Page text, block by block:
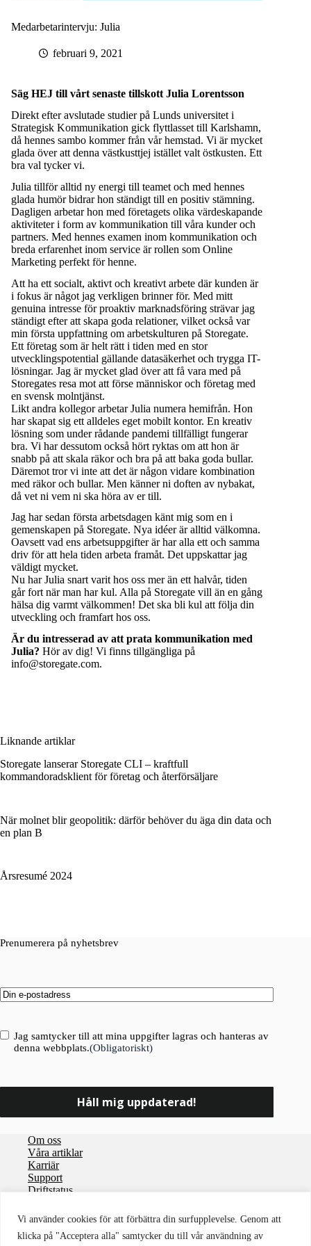
Vi använder cookies för att förbättra din surfupplevelse. Genom att
klicka på "Acceptera alla" samtycker du till vår användning av
Medarbetarintervju: Julia
februari 9, 2021
Säg HEJ till vårt senaste tillskott Julia Lorentsson
Direkt efter avslutade studier på Lunds universitet i
Strategisk Kommunikation gick flyttlasset till Karlshamn,
då hennes sambo kommer från vår hemstad. Vi är mycket
glada över att denna västkusttjej istället valt östkusten. Ett
bra val tycker vi.
Julia tillför alltid ny energi till teamet och med hennes
glada humör bidrar hon ständigt till en positiv stämning.
Dagligen arbetar hon med företagets olika värdeskapande
aktiviteter i form av kommunikation till våra kunder och
partners. Med hennes examen inom kommunikation och
breda erfarenhet inom service är rollen som Online
Marketing perfekt för henne.
Att ha ett socialt, aktivt och kreativt arbete där kunden är
i fokus är något jag verkligen brinner för. Med mitt
genuina intresse för proaktiv marknadsföring strävar jag
ständigt efter att skapa goda relationer, vilket också var
min första uppfattning om arbetskulturen på Storegate.
Ett företag som är helt rätt i tiden med en stor
utvecklingspotential gällande datasäkerhet och trygga IT-
lösningar. Jag är mycket glad över att få vara med på
Storegates resa mot att förse människor och företag med
en svensk molntjänst.
Likt andra kollegor arbetar Julia numera hemifrån. Hon
har skapat sig ett alldeles eget mobilt kontor. En kreativ
lösning som under rådande pandemi tillfälligt fungerar
bra. Vi har dessutom också hört ryktas om att hon är
snabb på att skala räkor och bra på att baka goda bullar.
Däremot tror vi inte att det är någon vidare kombination
med räkor och bullar. Men känner ni doften av nybakat,
då vet ni vem ni ska höra av er till.
Jag har sedan första arbetsdagen känt mig som en i
gemenskapen på Storegate. Nya idéer är alltid välkomna.
Oavsett vad ens arbetsuppgifter är har alla ett och samma
driv för att hela tiden arbeta framåt. Det uppskattar jag
väldigt mycket.
Nu har Julia snart varit hos oss mer än ett halvår, tiden
går fort när man har kul. Alla på Storegate vill än en gång
hälsa dig varmt välkommen! Det ska bli kul att följa din
utveckling och framfart hos oss.
Är du intresserad av att prata kommunikation med
Julia? Hör av dig! Vi finns tillgängliga på
info@storegate.com.
Liknande artiklar
Storegate lanserar Storegate CLI – kraftfull
kommandoradsklient för företag och återförsäljare
När molnet blir geopolitik: därför behöver du äga din data och
en plan B
Årsresumé 2024
Prenumerera på nyhetsbrev
Email(Obligatoriskt)
Consent(Obligatoriskt)
Jag samtycker till att mina uppgifter lagras och hanteras av
denna webbplats.(Obligatoriskt)
Om oss
Våra artiklar
Karriär
Support
Driftstatus
Integritetspolicy
Användaravtal